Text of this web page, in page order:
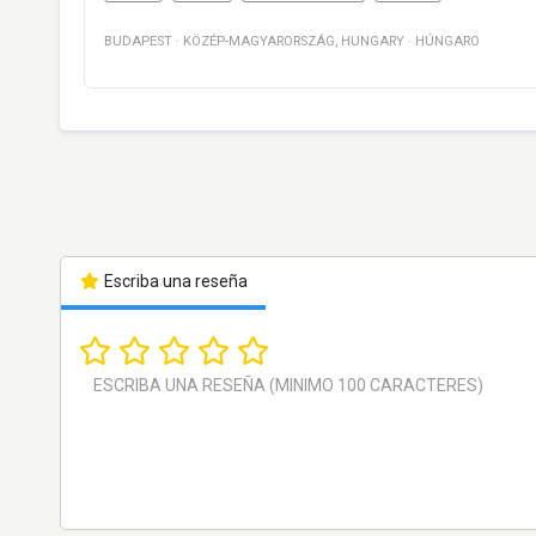
BUDAPEST · KÖZÉP-MAGYARORSZÁG, HUNGARY · HÚNGARO
Escriba una reseña